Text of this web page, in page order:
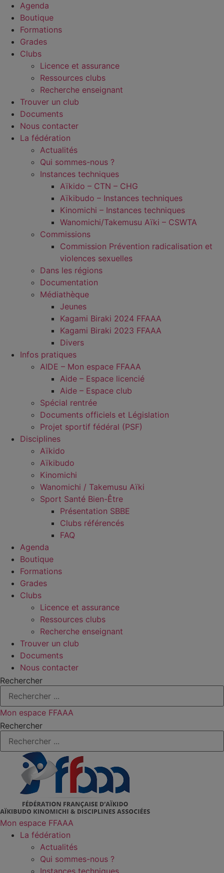
Agenda
Boutique
Formations
Grades
Clubs
Licence et assurance
Ressources clubs
Recherche enseignant
Trouver un club
Documents
Nous contacter
La fédération
Actualités
Qui sommes-nous ?
Instances techniques
Aïkido – CTN – CHG
Aïkibudo – Instances techniques
Kinomichi – Instances techniques
Wanomichi/Takemusu Aïki – CSWTA
Commissions
Commission Prévention radicalisation et
violences sexuelles
Dans les régions
Documentation
Médiathèque
Jeunes
Kagami Biraki 2024 FFAAA
Kagami Biraki 2023 FFAAA
Divers
Infos pratiques
AIDE – Mon espace FFAAA
Aide – Espace licencié
Aide – Espace club
Spécial rentrée
Documents officiels et Législation
Projet sportif fédéral (PSF)
Disciplines
Aïkido
Aïkibudo
Kinomichi
Wanomichi / Takemusu Aïki
Sport Santé Bien-Être
Présentation SBBE
Clubs référencés
FAQ
Agenda
Boutique
Formations
Grades
Clubs
Licence et assurance
Ressources clubs
Recherche enseignant
Trouver un club
Documents
Nous contacter
Rechercher
Mon espace FFAAA
Rechercher
Mon espace FFAAA
La fédération
Actualités
Qui sommes-nous ?
Instances techniques